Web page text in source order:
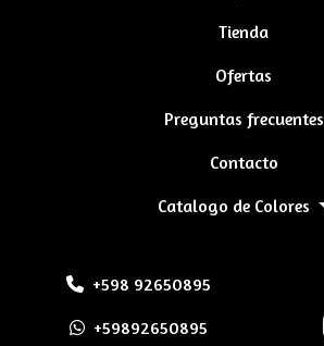
Tienda
Ofertas
Preguntas frecuentes
Contacto
Catalogo de Colores
+598 92650895
+59892650895